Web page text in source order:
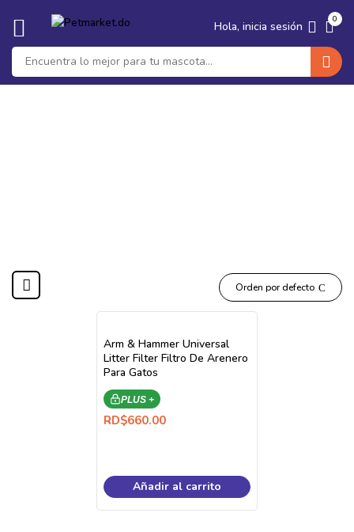
🐶 Seguro Medico para tu Perro · ›
Hola, inicia sesión 0
Orden por defecto
Arm & Hammer Universal
Litter Filter Filtro De Arenero
Para Gatos
PLUS +
RD$660.00
Añadir al carrito